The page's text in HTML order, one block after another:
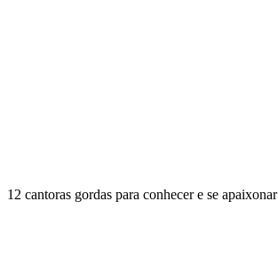
12 cantoras gordas para conhecer e se apaixonar